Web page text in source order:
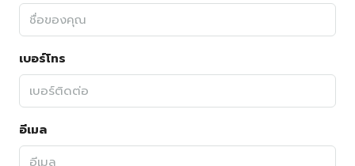
เบอร์โทร
อีเมล